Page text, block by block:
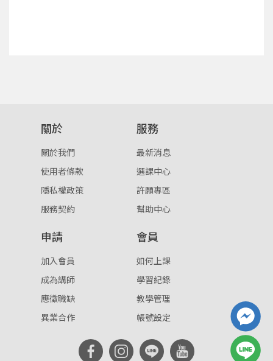
註冊
。
關於
關於我們
使用者條款
隱私權政策
服務契約
服務
最新消息
選課中心
許願專區
幫助中心
申請
加入會員
成為講師
應徵職缺
異業合作
會員
如何上課
學習紀錄
教學管理
帳號設定